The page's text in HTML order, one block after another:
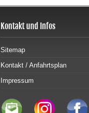
Kontakt und Infos
Sitemap
Kontakt / Anfahrtsplan
Impressum